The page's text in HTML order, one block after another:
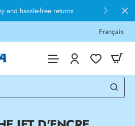
and hassle-free returns
Français